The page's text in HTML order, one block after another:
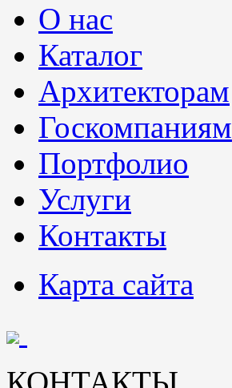
О нас
Каталог
Архитекторам
Госкомпаниям
Портфолио
Услуги
Контакты
Карта сайта